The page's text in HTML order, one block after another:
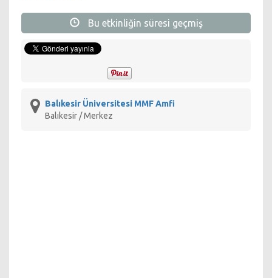
göstermektir.Etkinliğimizin katılımcı firmaları; TOYOTA
Türkiye ve SHELL’dir, TOYOTA Boshoku’nun Türkiye’deki
Başkanlığı'nı yapmış olan Tetsuya YAMAZAKI ve Yalın Enstitü
Derneği Yönetim Kurulu Başkanı Yalçın İPBÜKEN etkinliğe
konuşmacı olarak katılacaklardır.
TOYOTA Türkiye’den etkinliğe katılacak isim Montaj Fabrikası
Müdür Yardımcısı Önder SÜTÇÜ’dür. Önder Bey, “Toyota
Bu etkinliğin süresi geçmiş
Balıkesir Üniversitesi MMF Amfi
Balıkesir / Merkez